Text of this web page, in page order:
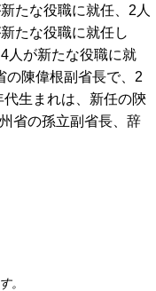
たな役職に就任、2人
たな役職に就任し
人が新たな役職に就
の陳偉根副省長で、2
生まれは、新任の陝
省の孫立副省長、辞
。